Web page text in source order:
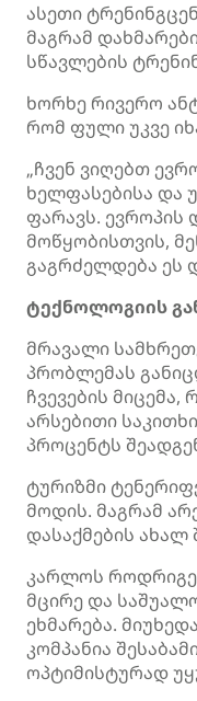
ასეთი
მაგრამ
სწავლების
ხორხე რივერო
რომ ფული უკვე
„ჩვენ ვიღებთ
ხელფასებისა და
ფარავს. ევროპის
მოწყობისთვის,
გაგრძელდება ეს
ტექნოლოგიის
მრავალი
პრობლემას
ჩვევების
არსებითი
პროცენტს
ტურიზმი
მოდის. მაგრამ
დასაქმების
კარლოს
მცირე და
ეხმარება.
კომპანია
ოპტიმისტურად